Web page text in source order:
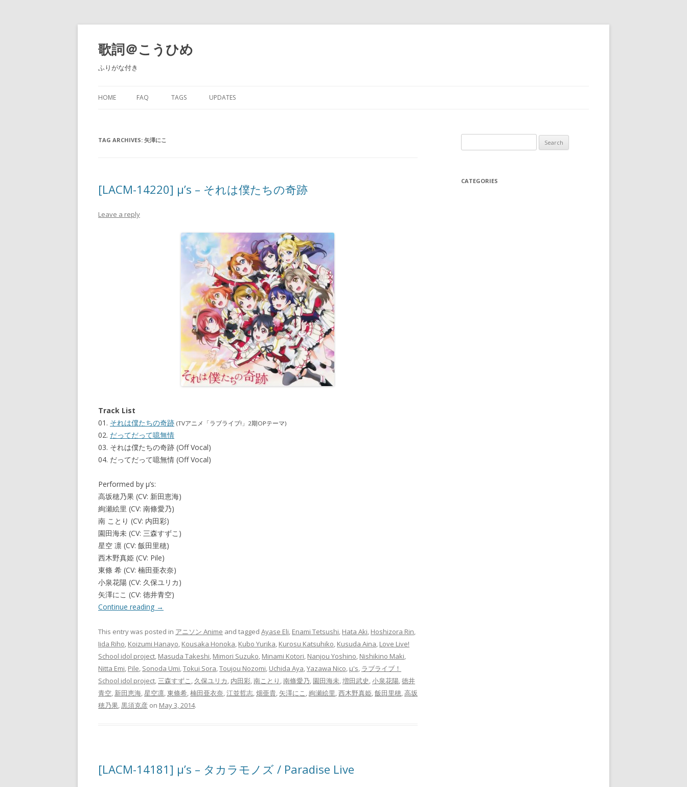
歌詞＠こうひめ
ふりがな付き
HOME FAQ TAGS UPDATES
TAG ARCHIVES: 矢澤にこ
[LACM-14220] μ’s – それは僕たちの奇跡
Leave a reply
Track List
01. それは僕たちの奇跡 (TVアニメ「ラブライブ!」2期OPテーマ)
02. だってだって噫無情
03. それは僕たちの奇跡 (Off Vocal)
04. だってだって噫無情 (Off Vocal)
Performed by μ’s:
高坂穂乃果 (CV: 新田恵海)
絢瀬絵里 (CV: 南條愛乃)
南 ことり (CV: 内田彩)
園田海未 (CV: 三森すずこ)
星空 凛 (CV: 飯田里穂)
西木野真姫 (CV: Pile)
東條 希 (CV: 楠田亜衣奈)
小泉花陽 (CV: 久保ユリカ)
矢澤にこ (CV: 徳井青空)
Continue reading →
This entry was posted in アニソン Anime and tagged Ayase Eli, Enami Tetsushi, Hata Aki, Hoshizora Rin,
Iida Riho, Koizumi Hanayo, Kousaka Honoka, Kubo Yurika, Kurosu Katsuhiko, Kusuda Aina, Love Live!
School idol project, Masuda Takeshi, Mimori Suzuko, Minami Kotori, Nanjou Yoshino, Nishikino Maki,
Nitta Emi, Pile, Sonoda Umi,Tokui Sora,Toujou Nozomi, Uchida Aya,Yazawa Nico, μ's, ラブライブ！
School idol project, 三森すずこ , 久保ユリカ, 内田彩,南ことり ,南條愛乃, 園田海未,増田武史,小泉花陽,徳井
青空, 新田恵海,星空凛,東條希,楠田亜衣奈,江並哲志,畑亜貴, 矢澤にこ ,絢瀬絵里,西木野真姫,飯田里穂,高坂
穂乃果,黒須克彦 on May 3, 2014.
[LACM-14181] μ’s – タカラモノズ / Paradise Live
for:
CATEGORIES